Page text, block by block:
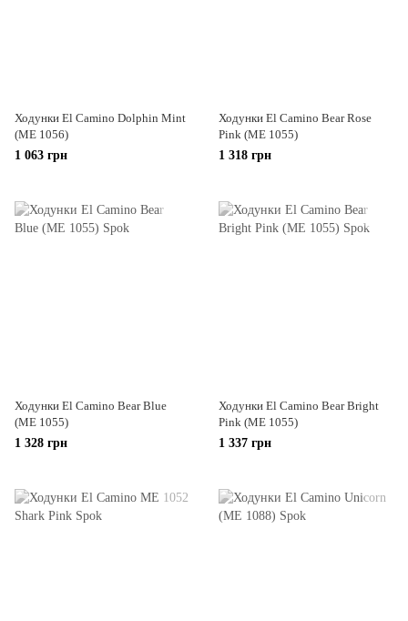
Ходунки El Camino Dolphin Mint
(ME 1056)
1 063 грн
Ходунки El Camino Bear Rose
Pink (ME 1055)
1 318 грн
Ходунки El Camino Bear Blue
(ME 1055)
1 328 грн
Ходунки El Camino Bear Bright
Pink (ME 1055)
1 337 грн